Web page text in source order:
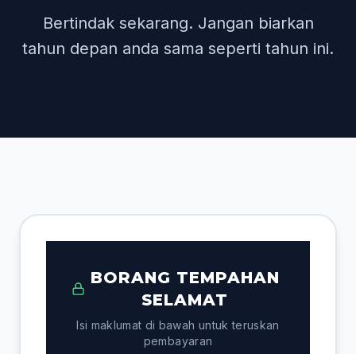
Bertindak sekarang. Jangan biarkan
tahun depan anda sama seperti tahun ini.
BORANG TEMPAHAN
SELAMAT
Isi maklumat di bawah untuk teruskan
pembayaran